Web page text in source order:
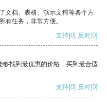
文档、表格、演示文稿等各个方
有任务，非常方便。
支持[0] 反对[0]
找到最优惠的价格，买到最合适
支持[0] 反对[0]